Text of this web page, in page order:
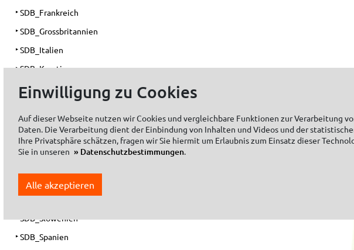
SDB_Frankreich
SDB_Grossbritannien
SDB_Italien
SDB_Kroatien
SDB_Niederlande
SDB_Oesterreich
SDB_Rumaenien
SDB_Schweiz
SDB_Slowenien
SDB_Spanien
Einwilligung zu Cookies
Auf dieser Webseite nutzen wir Cookies und vergleichbare Funktionen zur Verarbeitung
Daten. Die Verarbeitung dient der Einbindung von Inhalten und Videos und der
Ihre Privatsphäre schätzen, fragen wir Sie hiermit um Erlaubnis zum Einsatz dieser
Sie in unseren
Datenschutzbestimmungen.
Alle akzeptieren